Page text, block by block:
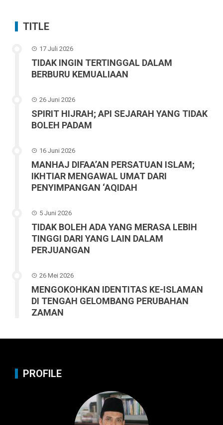
TITLE
17 Juli 2026
TIDAK INGIN TERTINGGAL DALAM
BERBURU KEMUALIAAN
26 Juni 2026
SPIRIT HIJRAH; API SEJARAH YANG TIDAK
BOLEH PADAM
16 Juni 2026
MANHAJ DIFAA’AN PERSATUAN ISLAM;
IKHTIAR MENGAWAL UMAT DARI
PENYIMPANGAN ‘AQIDAH
5 Juni 2026
TIDAK BOLEH ADA YANG MERASA LEBIH
TINGGI DARI YANG LAIN DALAM
PERJUANGAN
26 Mei 2026
MENGOKOHKAN IDENTITAS KE-ISLAMAN
DI TENGAH GELOMBANG PERUBAHAN
ZAMAN
PROFILE